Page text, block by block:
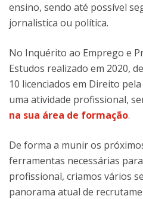
ensino, sendo até possível
jornalistica ou política.
No Inquérito ao Emprego e
Estudos realizado em 2020,
10 licenciados em Direito
uma atividade profissional,
na sua área de formação.
De forma a munir os
ferramentas necessárias
profissional, criamos vários
panorama atual de